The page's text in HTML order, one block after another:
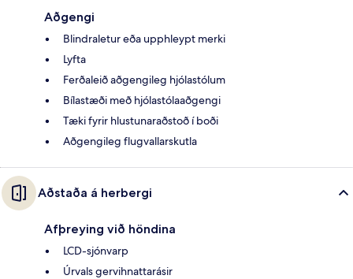
Aðgengi
Blindraletur eða upphleypt merki
Lyfta
Ferðaleið aðgengileg hjólastólum
Bílastæði með hjólastólaaðgengi
Tæki fyrir hlustunaraðstoð í boði
Aðgengileg flugvallarskutla
Aðstaða á herbergi
Afþreying við höndina
LCD-sjónvarp
Úrvals gervihnattarásir